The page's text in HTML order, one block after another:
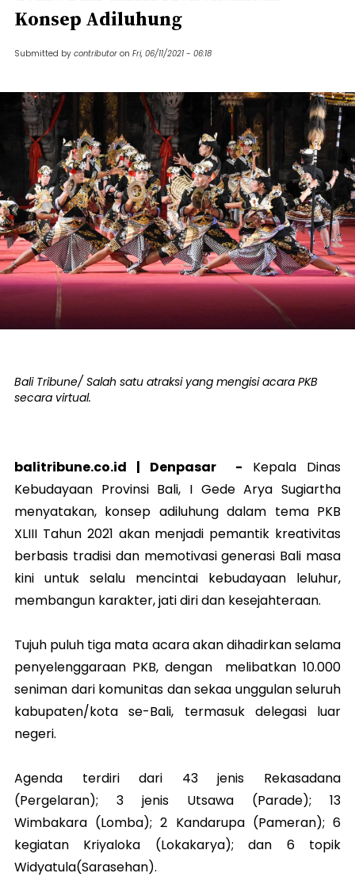
Konsep Adiluhung
Submitted by contributor on Fri, 06/11/2021 - 06:18
Bali Tribune/ Salah satu atraksi yang mengisi acara PKB
secara virtual.
balitribune.co.id | Denpasar - Kepala Dinas
Kebudayaan Provinsi Bali, I Gede Arya Sugiartha
menyatakan, konsep adiluhung dalam tema PKB
XLIII Tahun 2021 akan menjadi pemantik kreativitas
berbasis tradisi dan memotivasi generasi Bali masa
kini untuk selalu mencintai kebudayaan leluhur,
membangun karakter, jati diri dan kesejahteraan.
Tujuh puluh tiga mata acara akan dihadirkan selama
penyelenggaraan PKB, dengan melibatkan 10.000
seniman dari komunitas dan sekaa unggulan seluruh
kabupaten/kota se-Bali, termasuk delegasi luar
negeri.
Agenda terdiri dari 43 jenis Rekasadana
(Pergelaran); 3 jenis Utsawa (Parade); 13
Wimbakara (Lomba); 2 Kandarupa (Pameran); 6
kegiatan Kriyaloka (Lokakarya); dan 6 topik
Widyatula(Sarasehan).